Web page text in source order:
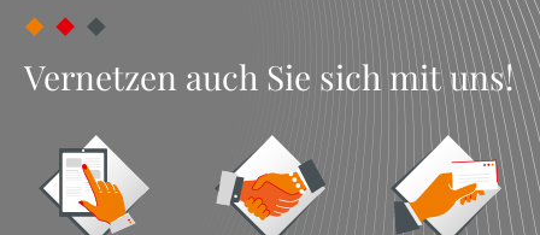
Vernetzen auch Sie sich mit uns!